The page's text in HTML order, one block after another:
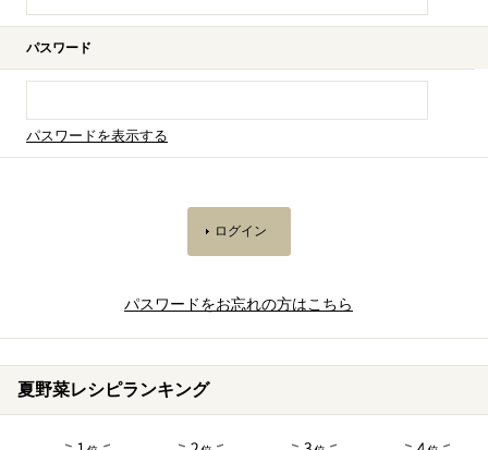
パスワード
パスワードを表示する
パスワードをお忘れの方はこちら
夏野菜レシピランキング